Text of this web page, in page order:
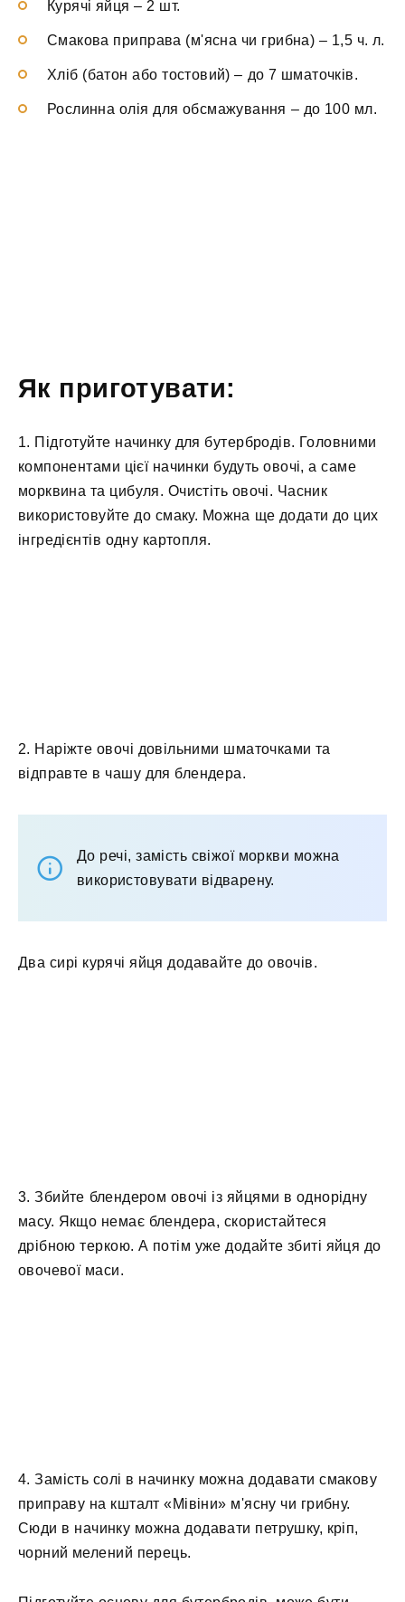
Курячі яйця – 2 шт.
Смакова приправа (м'ясна чи грибна) – 1,5 ч. л.
Хліб (батон або тостовий) – до 7 шматочків.
Рослинна олія для обсмажування – до 100 мл.
Як приготувати:
1. Підготуйте начинку для бутербродів. Головними
компонентами цієї начинки будуть овочі, а саме
морквина та цибуля. Очистіть овочі. Часник
використовуйте до смаку. Можна ще додати до цих
інгредієнтів одну картопля.
2. Наріжте овочі довільними шматочками та
відправте в чашу для блендера.
До речі, замість свіжої моркви можна
використовувати відварену.
Два сирі курячі яйця додавайте до овочів.
3. Збийте блендером овочі із яйцями в однорідну
масу. Якщо немає блендера, скористайтеся
дрібною теркою. А потім уже додайте збиті яйця до
овочевої маси.
4. Замість солі в начинку можна додавати смакову
приправу на кшталт «Мівіни» м'ясну чи грибну.
Сюди в начинку можна додавати петрушку, кріп,
чорний мелений перець.